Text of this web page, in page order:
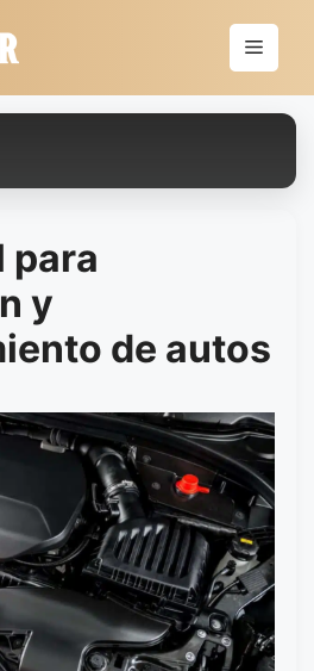
Menú
para
y
de autos